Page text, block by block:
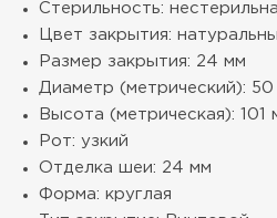
Стерильность:
Цвет закрытия:
Размер закрытия: 24 мм
Диаметр (метрический): 50
Высота (метрическая): 101
Рот: узкий
Отделка шеи: 24 мм
Форма: круглая